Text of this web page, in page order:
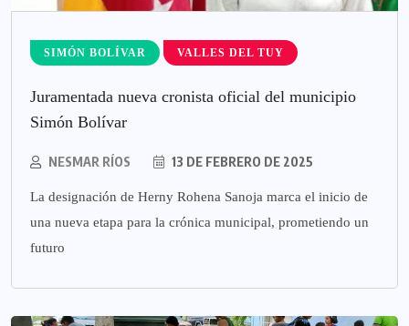
SIMÓN BOLÍVAR VALLES DEL TUY
Juramentada nueva cronista oficial del municipio
Simón Bolívar
NESMAR RÍOS 13 DE FEBRERO DE 2025
La designación de Herny Rohena Sanoja marca el inicio de
una nueva etapa para la crónica municipal, prometiendo un
futuro